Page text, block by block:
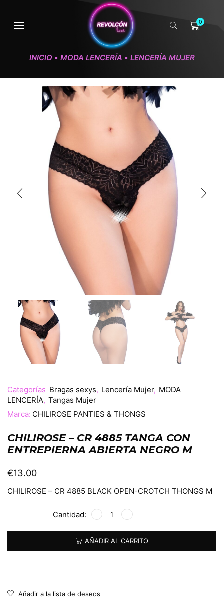
0
INICIO • MODA LENCERÍA • LENCERÍA MUJER
Categorías Bragas sexys, Lencería Mujer, MODA
LENCERÍA, Tangas Mujer
Marca: CHILIROSE PANTIES & THONGS
CHILIROSE – CR 4885 TANGA CON
ENTREPIERNA ABIERTA NEGRO M
€13.00
CHILIROSE – CR 4885 BLACK OPEN-CROTCH THONGS M
AÑADIR AL CARRITO
Alternative:
Añadir a la lista de deseos